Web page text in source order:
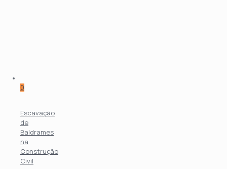
0
Escavação
de
Baldrames
na
Construção
Civil